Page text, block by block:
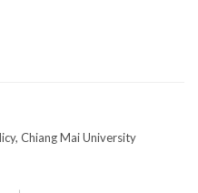
Chiang Mai University